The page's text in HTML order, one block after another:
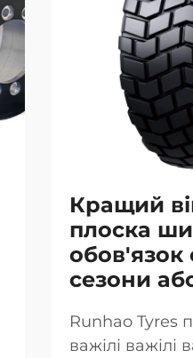
Кращий
плоска
обов'язок
сезони
Runhao Tyres
важілі важілі